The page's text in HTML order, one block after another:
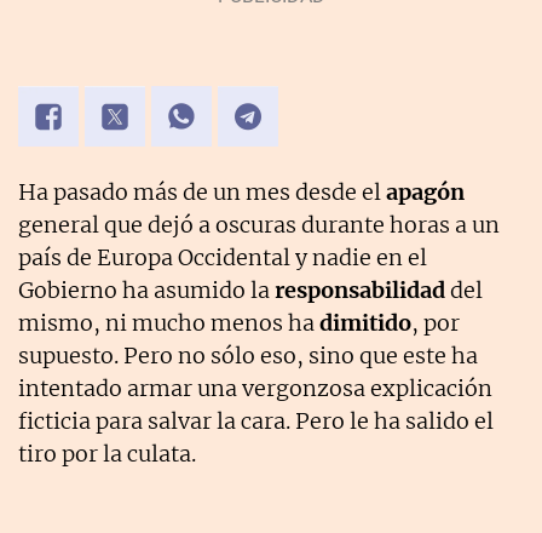
Ha pasado más de un mes desde elapagón
general que dejó a oscuras durante horas a un
país de Europa Occidental y nadie en el
Gobierno ha asumido laresponsabilidaddel
mismo, ni mucho menos hadimitido, por
supuesto. Pero no sólo eso, sino que este ha
intentado armar una vergonzosa explicación
ficticia para salvar la cara. Pero le ha salido el
tiro por la culata.